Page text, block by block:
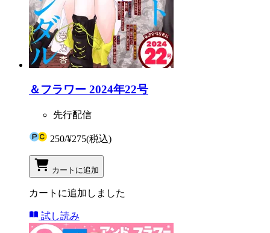
＆フラワー 2024年22号
先行配信
250/¥275(税込)
カートに追加
カートに追加しました
試し読み